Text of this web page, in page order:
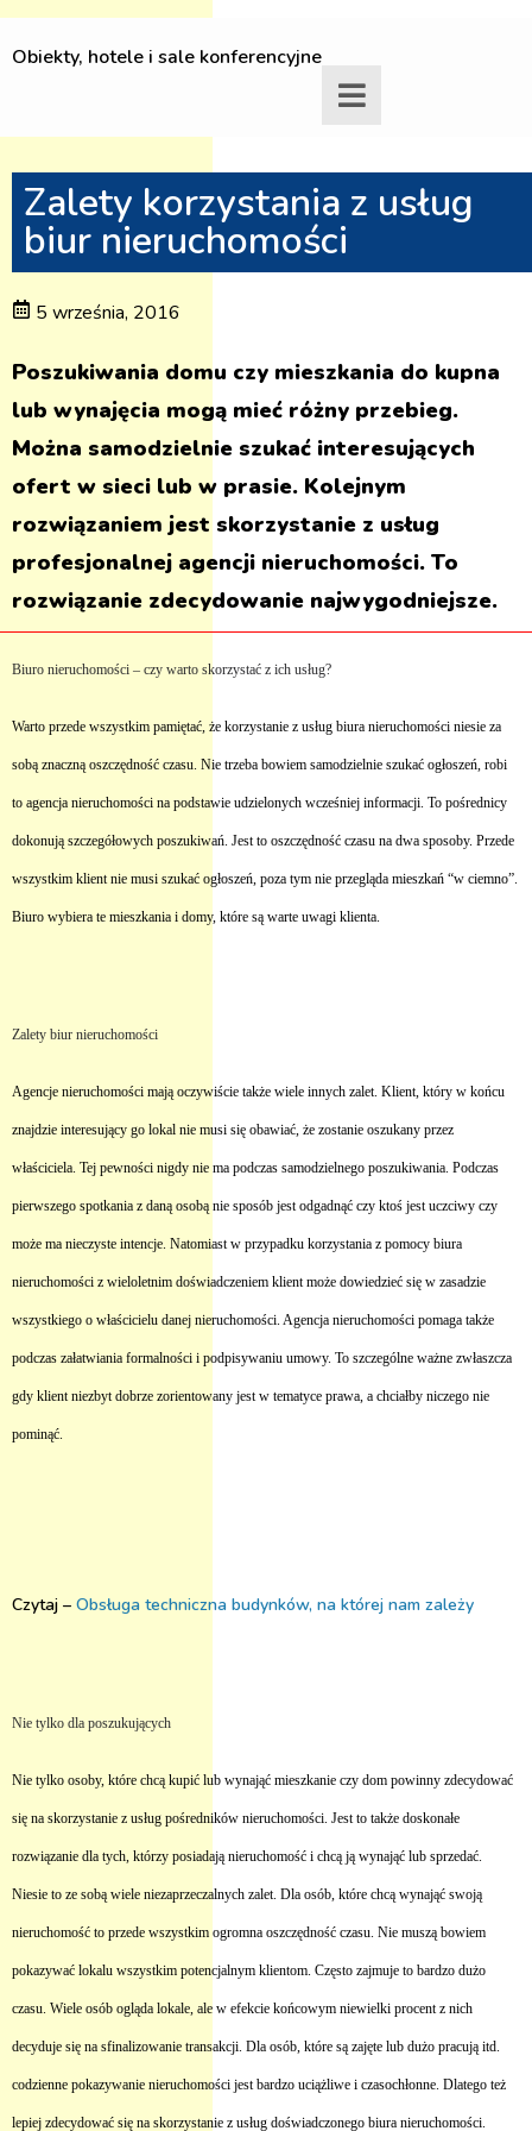
Obiekty, hotele i sale konferencyjne
Zalety korzystania z usług
biur nieruchomości
5 września, 2016
Poszukiwania domu czy mieszkania do kupna
lub wynajęcia mogą mieć różny przebieg.
Można samodzielnie szukać interesujących
ofert w sieci lub w prasie. Kolejnym
rozwiązaniem jest skorzystanie z usług
profesjonalnej agencji nieruchomości. To
rozwiązanie zdecydowanie najwygodniejsze.
Biuro nieruchomości – czy warto skorzystać z ich usług?
Warto przede wszystkim pamiętać, że korzystanie z usług biura nieruchomości niesie za
sobą znaczną oszczędność czasu. Nie trzeba bowiem samodzielnie szukać ogłoszeń, robi
to agencja nieruchomości na podstawie udzielonych wcześniej informacji. To pośrednicy
dokonują szczegółowych poszukiwań. Jest to oszczędność czasu na dwa sposoby. Przede
wszystkim klient nie musi szukać ogłoszeń, poza tym nie przegląda mieszkań “w ciemno”.
Biuro wybiera te mieszkania i domy, które są warte uwagi klienta.
Zalety biur nieruchomości
Agencje nieruchomości mają oczywiście także wiele innych zalet. Klient, który w końcu
znajdzie interesujący go lokal nie musi się obawiać, że zostanie oszukany przez
właściciela. Tej pewności nigdy nie ma podczas samodzielnego poszukiwania. Podczas
pierwszego spotkania z daną osobą nie sposób jest odgadnąć czy ktoś jest uczciwy czy
może ma nieczyste intencje. Natomiast w przypadku korzystania z pomocy biura
nieruchomości z wieloletnim doświadczeniem klient może dowiedzieć się w zasadzie
wszystkiego o właścicielu danej nieruchomości. Agencja nieruchomości pomaga także
podczas załatwiania formalności i podpisywaniu umowy. To szczególne ważne zwłaszcza
gdy klient niezbyt dobrze zorientowany jest w tematyce prawa, a chciałby niczego nie
pominąć.
Czytaj – Obsługa techniczna budynków, na której nam zależy
Nie tylko dla poszukujących
Nie tylko osoby, które chcą kupić lub wynająć mieszkanie czy dom powinny zdecydować
się na skorzystanie z usług pośredników nieruchomości. Jest to także doskonałe
rozwiązanie dla tych, którzy posiadają nieruchomość i chcą ją wynająć lub sprzedać.
Niesie to ze sobą wiele niezaprzeczalnych zalet. Dla osób, które chcą wynająć swoją
nieruchomość to przede wszystkim ogromna oszczędność czasu. Nie muszą bowiem
pokazywać lokalu wszystkim potencjalnym klientom. Często zajmuje to bardzo dużo
czasu. Wiele osób ogląda lokale, ale w efekcie końcowym niewielki procent z nich
decyduje się na sfinalizowanie transakcji. Dla osób, które są zajęte lub dużo pracują itd.
codzienne pokazywanie nieruchomości jest bardzo uciążliwe i czasochłonne. Dlatego też
lepiej zdecydować się na skorzystanie z usług doświadczonego biura nieruchomości.